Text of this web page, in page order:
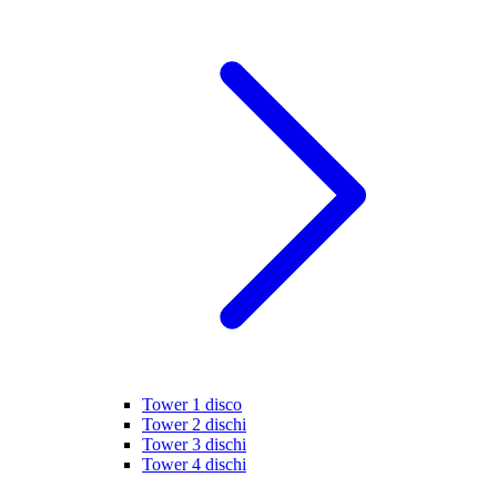
Tower 1 disco
Tower 2 dischi
Tower 3 dischi
Tower 4 dischi